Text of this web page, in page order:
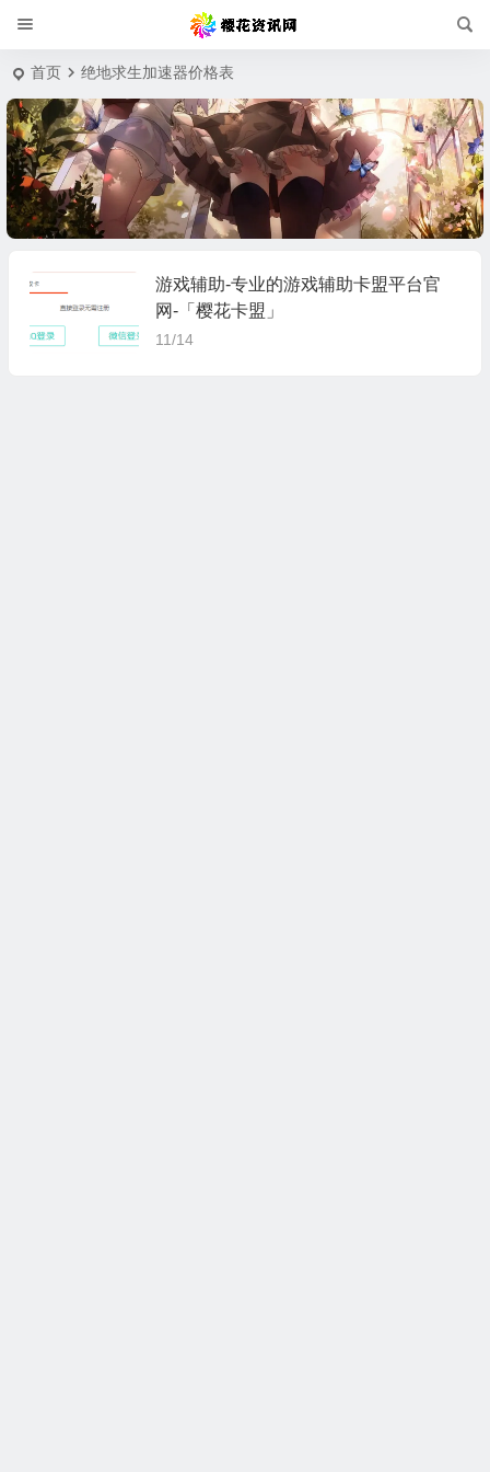
首页 绝地求生加速器价格表
游戏辅助-专业的游戏辅助卡盟平台官
网-「樱花卡盟」
11/14